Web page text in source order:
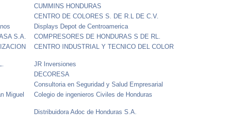
CUMMINS HONDURAS
CENTRO DE COLORES S. DE R.L DE C.V.
Displays Depot de Centroamerica
S.A.
COMPRESORES DE HONDURAS S DE RL.
CENTRO INDUSTRIAL Y TECNICO DEL COLOR
JR Inversiones
DECORESA
Consultoria en Seguridad y Salud Empresarial
Miguel
Colegio de ingenieros Civiles de Honduras
Distribuidora Adoc de Honduras S.A.